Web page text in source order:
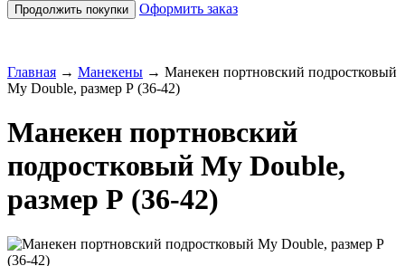
Оформить заказ
Главная → Манекены → Манекен портновский подростковый
My Double, размер Р (36-42)
Манекен портновский
подростковый My Double,
размер Р (36-42)